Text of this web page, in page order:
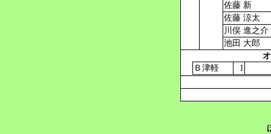
佐藤 新
佐藤 涼太
川俣 進之介
池田 大郎
Ｂ津軽
1